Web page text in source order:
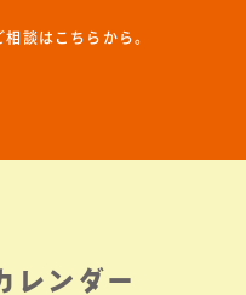
談はこちらから。
レンダー